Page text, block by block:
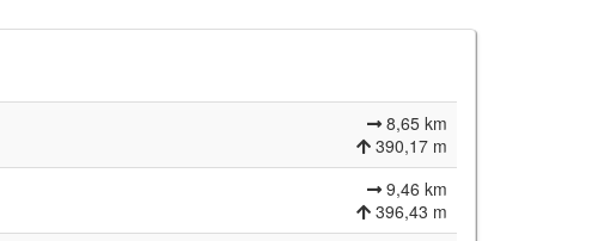
8,65 km
390,17 m
9,46 km
396,43 m